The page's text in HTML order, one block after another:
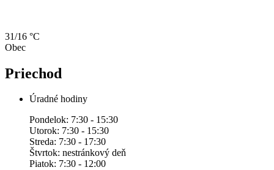
31/16 °C
Obec
Priechod
Úradné hodiny
Pondelok: 7:30 - 15:30
Utorok: 7:30 - 15:30
Streda: 7:30 - 17:30
Štvrtok: nestránkový deň
Piatok: 7:30 - 12:00